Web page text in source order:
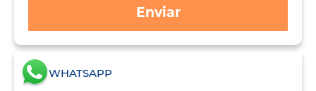
Enviar
WHATSAPP